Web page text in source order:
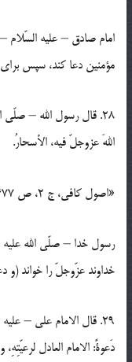
امام صادق – عليه السّلام
مؤمنين دعا كند، سپس
28. قال رسول الله – صلّي الله عليه و آله – : خيرُ وقتٍ دَعَوْتم
اللهَ عزوجلّ فيه، الأسحارُ.
«اصول کافي، ‌ج 2، ص 477»
رسول خدا – صلّي الله
خداوند عزّوجلّ را خواند
29. قال الامام علي – عليه السّلام – : أربعةٌ لاتُرّدُّ لهم
دَعوةً: الامام العادل لرعيّتِهِ، و